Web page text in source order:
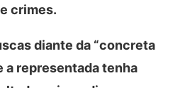
crimes.
diante da “concreta
a representada tenha